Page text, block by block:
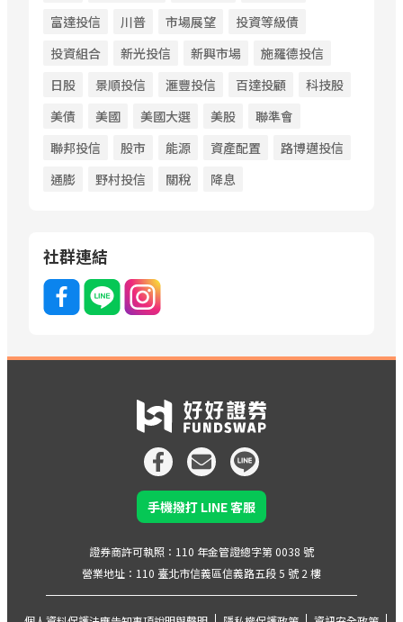
富達投信
川普 市場展望
投資等級債
投資組合
新光投信 新興市場
施羅德投信
日股
景順投信 滙豐投信 百達投顧
科技股
美債
美國 美國大選 美股
聯準會
聯邦投信
股市 能源 資產配置
路博邁投信
通膨
野村投信 關稅 降息
社群連結
手機撥打 LINE 客服
證券商許可執照：110 年金管證總字第 0038 號
營業地址：110 臺北市信義區信義路五段 5 號 2 樓